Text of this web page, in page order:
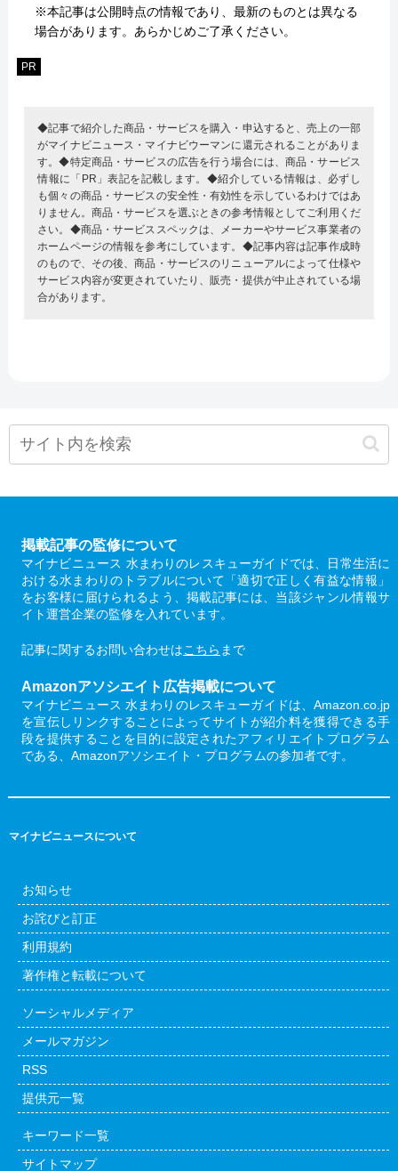
※本記事は公開時点の情報であり、最新のものとは異なる
場合があります。あらかじめご了承ください。
PR
◆記事で紹介した商品・サービスを購入・申込すると、売上の一部
がマイナビニュース・マイナビウーマンに還元されることがありま
す。◆特定商品・サービスの広告を行う場合には、商品・サービス
情報に「PR」表記を記載します。◆紹介している情報は、必ずし
も個々の商品・サービスの安全性・有効性を示しているわけではあ
りません。商品・サービスを選ぶときの参考情報としてご利用くだ
さい。◆商品・サービススペックは、メーカーやサービス事業者の
ホームページの情報を参考にしています。◆記事内容は記事作成時
のもので、その後、商品・サービスのリニューアルによって仕様や
サービス内容が変更されていたり、販売・提供が中止されている場
合があります。
掲載記事の監修について
マイナビニュース 水まわりのレスキューガイドでは、日常生活に
おける水まわりのトラブルについて「適切で正しく有益な情報」
をお客様に届けられるよう、掲載記事には、当該ジャンル情報サ
イト運営企業の監修を入れています。
記事に関するお問い合わせはこちら まで
Amazonアソシエイト広告掲載について
マイナビニュース 水まわりのレスキューガイドは、Amazon.co.jp
を宣伝しリンクすることによってサイトが紹介料を獲得できる手
段を提供することを目的に設定されたアフィリエイトプログラム
である、Amazonアソシエイト・プログラムの参加者です。
マイナビニュースについて
お知らせ
お詫びと訂正
利用規約
著作権と転載について
ソーシャルメディア
メールマガジン
RSS
提供元一覧
キーワード一覧
サイトマップ